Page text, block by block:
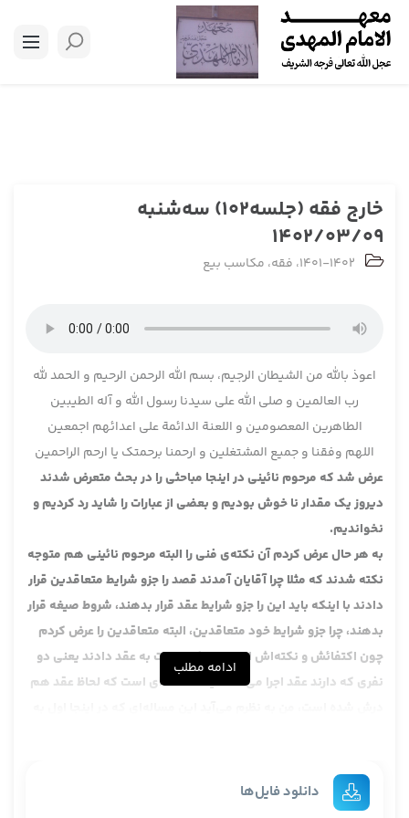
خارج فقه (جلسه102) سه‌شنبه
1402/03/09
1401-1402، فقه، مکاسب بیع
اعوذ بالله من الشیطان الرجیم، بسم الله الرحمن الرحیم و الحمد لله
رب العالمین و صلی الله علی سیدنا رسول الله و آله الطیبین
الطاهرین المعصومین و اللعنة الدائمة علی اعدائهم اجمعین
اللهم وفقنا و جمیع المشتغلین و ارحمنا برحمتک یا ارحم الراحمین
عرض شد که مرحوم نائینی در اینجا مباحثی را در بحث متعرض شدند
دیروز یک مقدار نا خوش بودیم و بعضی از عبارات را شاید رد کردیم و
نخواندیم.
به هر حال عرض کردم آن نکته‌ی فنی را البته مرحوم نائینی هم متوجه
نکته شدند که مثلا چرا آقایان آمدند قصد را جزو شرایط متعاقدین قرار
دادند با اینکه باید این را جزو شرایط عقد قرار بدهند، شروط صیغه قرار
بدهند، چرا جزو شرایط خود متعاقدین، البته متعاقدین را عرض کردم
چون اکتفائش و نکته‌اش این است که نسبت به عقد دادند یعنی دو
نفری که دارند عقد اجرا می‌کنند، یک مساله‌ای است که لحاظ عقد هم
در اینجا بوده را من عرض کردم که این مساله در مباحث علمی حقوقی
اساس به دو شکل مطرح می‌شود یعنی دو نکته هست، یکی تحلیل
ادامه مطلب
دانلود فایل‌ها